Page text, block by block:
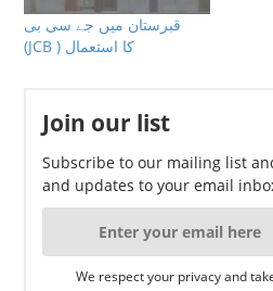
قبرستان میں جے سی بی
(JCB ) کا استعمال
Join our list
Subscribe to our mailing list
and updates to your email
We respect your privacy and